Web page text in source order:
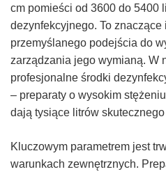
cm pomieści od 3600 do 5400
dezynfekcyjnego. To
przemyślanego podejścia do
zarządzania jego wymianą. W
profesjonalne środki
– preparaty o wysokim
dają tysiące litrów
Kluczowym parametrem jest
warunkach zewnętrznych.